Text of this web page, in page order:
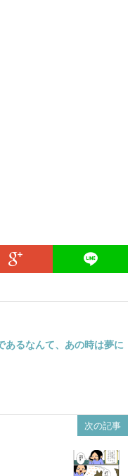
あるなんて、あの時は夢に
次の記事